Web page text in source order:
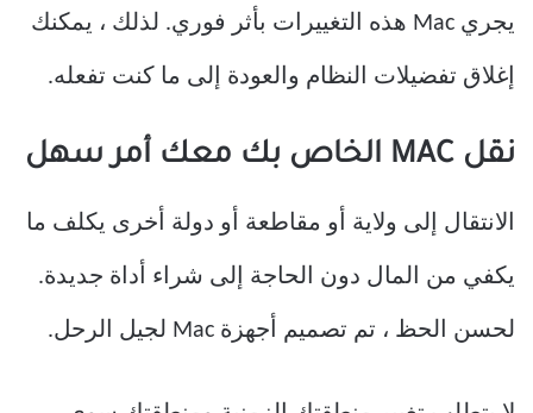
يجري Mac هذه التغييرات بأثر فوري. لذلك ، يمكنك
إغلاق تفضيلات النظام والعودة إلى ما كنت تفعله.
نقل MAC الخاص بك معك أمر سهل
الانتقال إلى ولاية أو مقاطعة أو دولة أخرى يكلف ما
يكفي من المال دون الحاجة إلى شراء أداة جديدة.
لحسن الحظ ، تم تصميم أجهزة Mac لجيل الرحل.